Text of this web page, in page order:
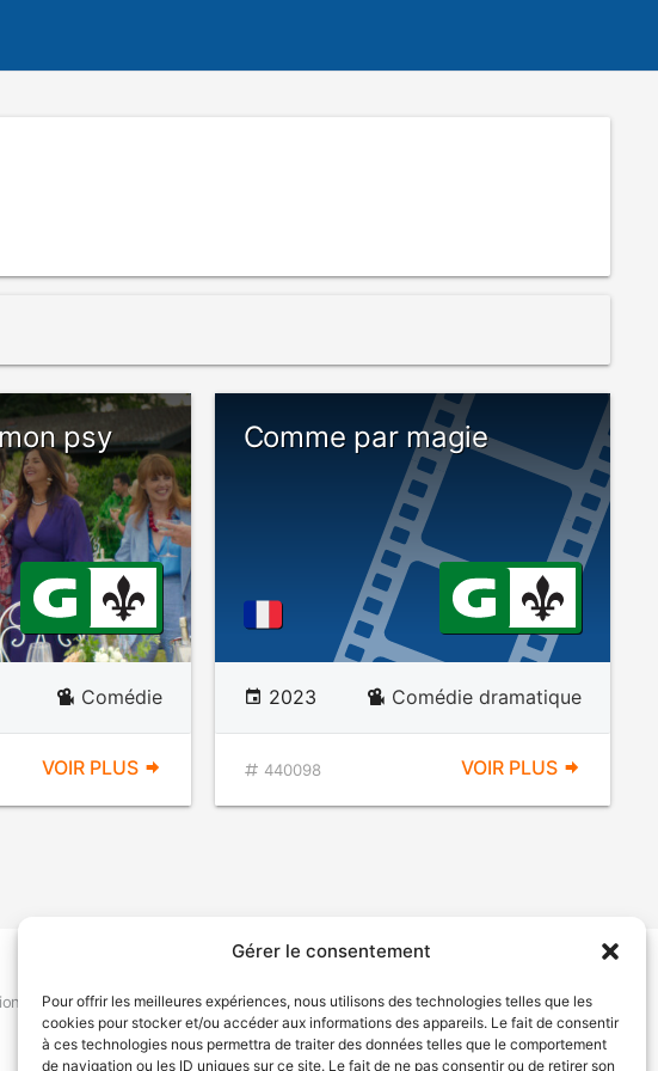
Gérer le consentement
Pour offrir les meilleures expériences, nous utilisons des technologies telles que les
cookies pour stocker et/ou accéder aux informations des appareils. Le fait de consentir
à ces technologies nous permettra de traiter des données telles que le comportement
de navigation ou les ID uniques sur ce site. Le fait de ne pas consentir ou de retirer son
psy
Comédie
VOIR PLUS
Comme par magie
2023 Comédie dramatique
440098 VOIR PLUS
Déclaration de services Politique de confidentialité